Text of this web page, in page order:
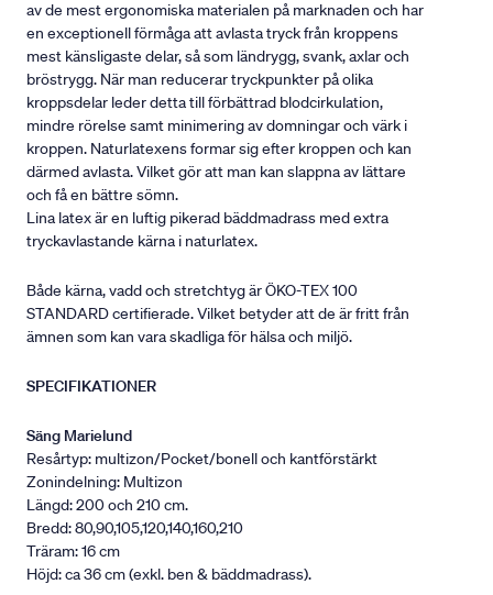
av de mest ergonomiska materialen på marknaden och har
en exceptionell förmåga att avlasta tryck från kroppens
mest känsligaste delar, så som ländrygg, svank, axlar och
bröstrygg. När man reducerar tryckpunkter på olika
kroppsdelar leder detta till förbättrad blodcirkulation,
mindre rörelse samt minimering av domningar och värk i
kroppen. Naturlatexens formar sig efter kroppen och kan
därmed avlasta. Vilket gör att man kan slappna av lättare
och få en bättre sömn.
Lina latex är en luftig pikerad bäddmadrass med extra
tryckavlastande kärna i naturlatex.
Både kärna, vadd och stretchtyg är ÖKO-TEX 100
STANDARD certifierade. Vilket betyder att de är fritt från
ämnen som kan vara skadliga för hälsa och miljö.
SPECIFIKATIONER
Säng Marielund
Resårtyp: multizon/Pocket/bonell och kantförstärkt
Zonindelning: Multizon
Längd: 200 och 210 cm.
Bredd: 80,90,105,120,140,160,210
Träram: 16 cm
Höjd: ca 36 cm (exkl. ben & bäddmadrass).